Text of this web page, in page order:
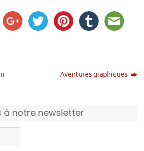
Aventures graphiques
à notre newsletter